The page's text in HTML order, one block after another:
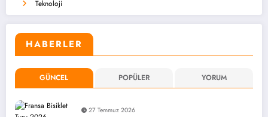
Teknoloji
HABERLER
GÜNCEL POPÜLER YORUM
27 Temmuz 2026